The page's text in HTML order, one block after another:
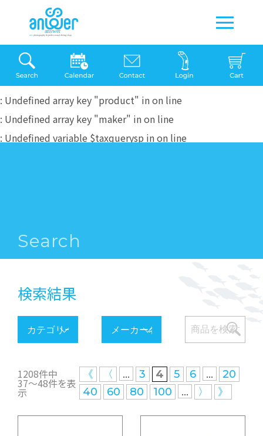
: Undefined array key "product" inon line
: Undefined array key "maker" inon line
: Undefined variable $taxquerysp inon line
Search
検索結果
1208件中
37〜48件を表
示
《 〈 ... 3 4 5 6 ...
20
40
60 80 100 ... 〉 》